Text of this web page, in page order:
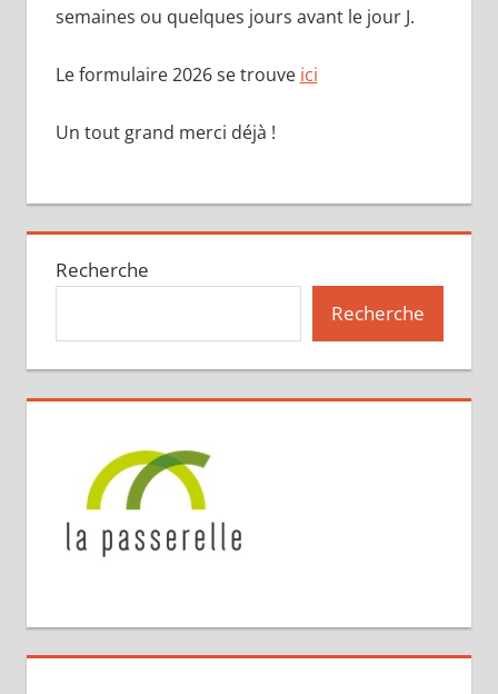
semaines ou quelques jours avant le jour J.
Le formulaire 2026 se trouve ici
Un tout grand merci déjà !
Recherche
Recherche